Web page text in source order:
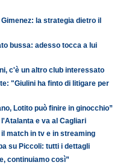
la strategia dietro il
bussa: adesso tocca a lui
c'è un altro club interessato
"Giulini ha finto di litigare per
Lotito può finire in ginocchio”
e va al Cagliari
match in tv e in streaming
su Piccoli: tutti i dettagli
continuiamo così”